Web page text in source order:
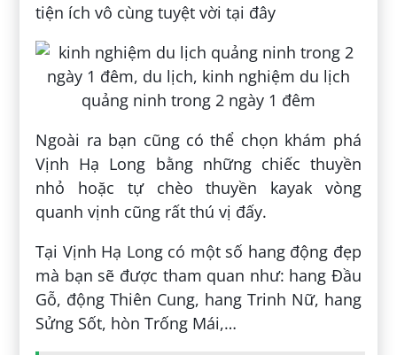
tiện ích vô cùng tuyệt vời tại đây
Ngoài ra bạn cũng có thể chọn khám phá
Vịnh Hạ Long bằng những chiếc thuyền
nhỏ hoặc tự chèo thuyền kayak vòng
quanh vịnh cũng rất thú vị đấy.
Tại Vịnh Hạ Long có một số hang động đẹp
mà bạn sẽ được tham quan như: hang Đầu
Gỗ, động Thiên Cung, hang Trinh Nữ, hang
Sửng Sốt, hòn Trống Mái,…